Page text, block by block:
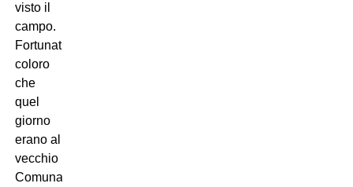
visto il
campo.
Fortunati
coloro
che
quel
giorno
erano al
vecchio
Comunale